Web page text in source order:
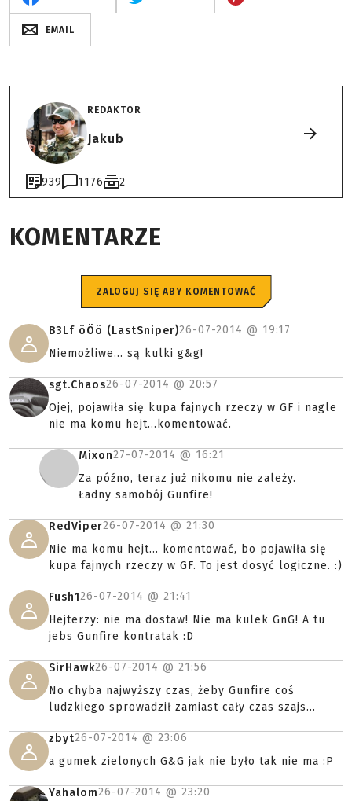
EMAIL
REDAKTOR
Jakub
939 1176 2
KOMENTARZE
ZALOGUJ SIĘ ABY KOMENTOWAĆ
B3Lf öÖö (LastSniper)26-07-2014 @ 19:17
Niemożliwe... są kulki g&g!
sgt.Chaos26-07-2014 @ 20:57
Ojej, pojawiła się kupa fajnych rzeczy w GF i nagle
nie ma komu hejt...komentować.
Mixon27-07-2014 @ 16:21
Za późno, teraz już nikomu nie zależy.
Ładny samobój Gunfire!
RedViper26-07-2014 @ 21:30
Nie ma komu hejt... komentować, bo pojawiła się
kupa fajnych rzeczy w GF. To jest dosyć logiczne. :)
Fush126-07-2014 @ 21:41
Hejterzy: nie ma dostaw! Nie ma kulek GnG! A tu
jebs Gunfire kontratak :D
SirHawk26-07-2014 @ 21:56
No chyba najwyższy czas, żeby Gunfire coś
ludzkiego sprowadził zamiast cały czas szajs...
zbyt26-07-2014 @ 23:06
a gumek zielonych G&G jak nie było tak nie ma :P
Yahalom26-07-2014 @ 23:20